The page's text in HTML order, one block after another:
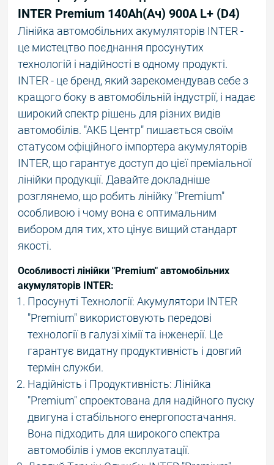
INTER Premium 140Ah(Ач) 900A L+ (D4)
Лінійка автомобільних акумуляторів INTER -
це мистецтво поєднання просунутих
технологій і надійності в одному продукті.
INTER - це бренд, який зарекомендував себе з
кращого боку в автомобільній індустрії, і надає
широкий спектр рішень для різних видів
автомобілів. "АКБ Центр" пишається своїм
статусом офіційного імпортера акумуляторів
INTER, що гарантує доступ до цієї преміальної
лінійки продукції. Давайте докладніше
розглянемо, що робить лінійку "Premium"
особливою і чому вона є оптимальним
вибором для тих, хто цінує вищий стандарт
якості.
Особливості лінійки "Premium" автомобільних
акумуляторів INTER:
Просунуті Технології: Акумулятори INTER
"Premium" використовують передові
технології в галузі хімії та інженерії. Це
гарантує видатну продуктивність і довгий
термін служби.
Надійність і Продуктивність: Лінійка
"Premium" спроектована для надійного пуску
двигуна і стабільного енергопостачання.
Вона підходить для широкого спектра
автомобілів і умов експлуатації.